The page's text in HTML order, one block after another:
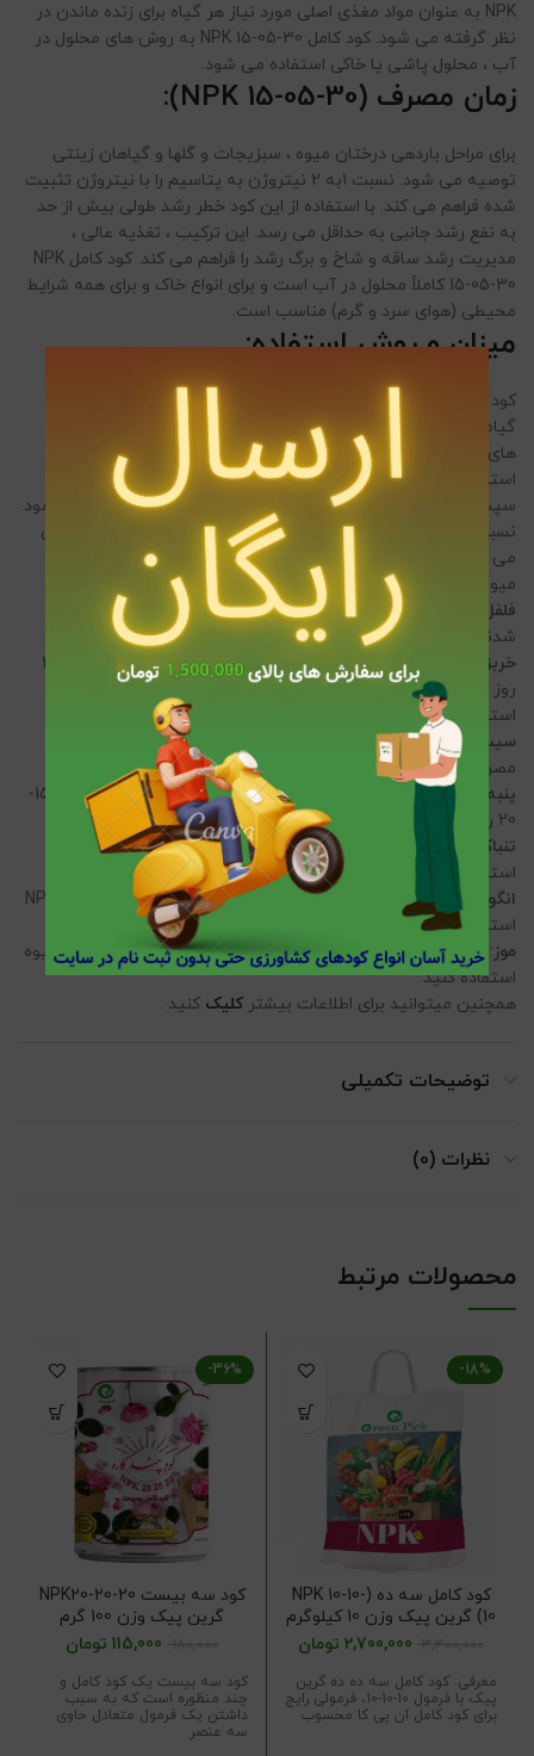
NPK به عنوان مواد مغذی اصلی مورد نیاز هر گیاه برای زنده ماندن در
نظر گرفته می شود. کود کامل NPK 15-05-30 به روش های محلول در
آب ، محلول پاشی یا خاکی استفاده می شود.
زمان مصرف (NPK 15-05-30):
برای مراحل باردهی درختان میوه ، سبزیجات و گلها و گیاهان زینتی
توصیه می شود. نسبت 1به 2 نیتروژن به پتاسیم را با نیتروژن تثبیت
شده فراهم می کند. با استفاده از این کود خطر رشد طولی بیش از حد
به نفع رشد جانبی به حداقل می رسد. این ترکیب ، تغذیه عالی ،
مدیریت رشد ساقه و شاخ و برگ رشد را فراهم می کند. کود کامل NPK
15-05-30 کاملاً محلول در آب است و برای انواع خاک و برای همه شرایط
محیطی (هوای سرد و گرم) مناسب است.
میزان و روش استفاده:
کود کامل زایشی و رویشی برای محلول پاشی ، بسته به مرحله رشد
گیاه، از 50-200 گرم در هر 100 لیتر آب اسپری استفاده کنید. برنامه
های آبیاری قطره ای 10-30 کیلوگرم در هکتار استفاده کنید. برای
استفاده در درختان ، محصول را می توان مستقیماً به خاک بمالید و
سپس با آبیاری حل کنید. در دوره قبل از بلوغ میوه ها توصیه می شود.
نسبت عالی عناصر ماکرو و سهولت جذب آنها توسط گیاهان تضمین
می کند که استفاده از کود NPK 15-05-30 باعث بهبود اندازه و رنگ
میوه ها می شود و در عین حال باعث افزایش محتوای قند می شود.
فلفل- بادمجان – گوجه : بعد از اینکه میوه ها اولین میوه ها ظاهر
شدند، آن را استفاده کنید. 5-4 بار در فواصل 15-20 روز تکرار کنید.
خربزه – هندوانه – کدو حلوایی
: در دوره رشد میوه و در فواصل 15-20
روز استفاده کنید. انواع سبزیجات برگ دار: در آخرین مراحل رشد
استفاده کنید.
سیب زمینی – چغندر قند
: در دوره رشد پیاز و غده و ریشه تا پایان
مصرف کنید.
پنبه
: بعد از شکل گیری میوه ها آن را بمالید. 2-3 فواصل در فواصل 15-
20 روز انجام دهید.
تنباکو
استفاده کنید.
انگور
: بعد از ظاهر شدن میوه در فواصل 10-15 روز از کود NPK 15-05-30
استفاده کنید.
موز
: هر 15-20 روز یکبار از زمان شروع شکوفه و در طول دوره رشد میوه
استفاده کنید.
همچنین میتوانید برای اطلاعات بیشتر کلیک کنید .
توضیحات تکمیلی
نظرات (0)
محصولات مرتبط
-18%
کود کامل سه ده (NPK 10-10-
10) گرین پیک وزن 10 کیلوگرم
2,700,000 تومان
معرفی: کود کامل سه ده ده گرین
پیک با فرمول 10-10-10، فرمولی رایج
برای کود کامل ان پی کا محسوب
-36%
کود سه بیست NPK20-20-20
گرین پیک وزن 100 گرم
115,000 تومان
کود سه بیست یک کود کامل و
چند منظوره است که به سبب
داشتن یک فرمول متعادل حاوی
سه عنصر